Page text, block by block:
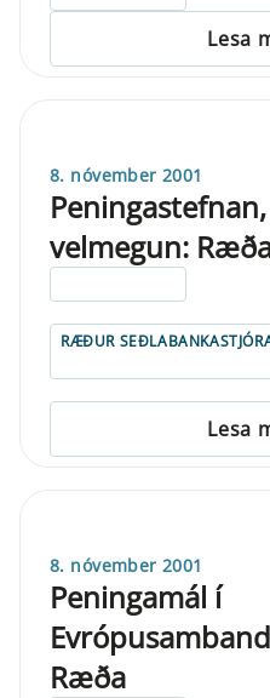
Lesa
8. nóvember 2001
velmegun:
RÆÐUR
Lesa
8. nóvember 2001
Peningamál í
Ræða